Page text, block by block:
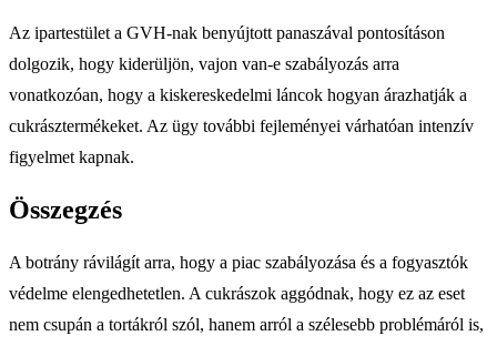
Az ipartestület a GVH-nak benyújtott panaszával pontosításon
dolgozik, hogy kiderüljön, vajon van-e szabályozás arra
vonatkozóan, hogy a kiskereskedelmi láncok hogyan árazhatják a
cukrásztermékeket. Az ügy további fejleményei várhatóan intenzív
figyelmet kapnak.
Összegzés
A botrány rávilágít arra, hogy a piac szabályozása és a fogyasztók
védelme elengedhetetlen. A cukrászok aggódnak, hogy ez az eset
nem csupán a tortákról szól, hanem arról a szélesebb problémáról is,